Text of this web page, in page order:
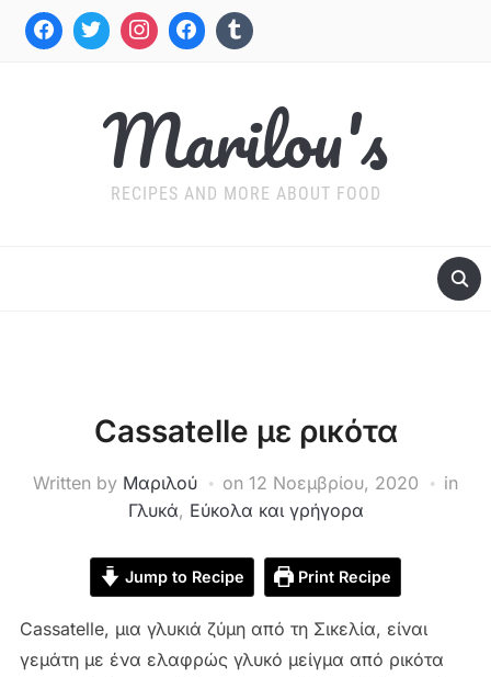
Marilou's
RECIPES AND MORE ABOUT FOOD
Cassatelle με ρικότα
Written by Μαριλού on 12 Νοεμβρίου, 2020
in
Γλυκά, Εύκολα και γρήγορα
Jump to Recipe Print Recipe
Cassatelle, μια γλυκιά ζύμη από τη Σικελία, είναι
γεμάτη με ένα ελαφρώς γλυκό μείγμα από ρικότα